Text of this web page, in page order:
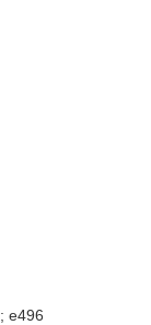
e496